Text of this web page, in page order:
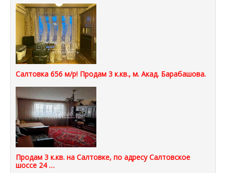
Салтовка 656 м/р! Продам 3 к.кв., м. Акад. Барабашова.
Продам 3 к.кв. на Салтовке, по адресу Салтовское
шоссе 24 …